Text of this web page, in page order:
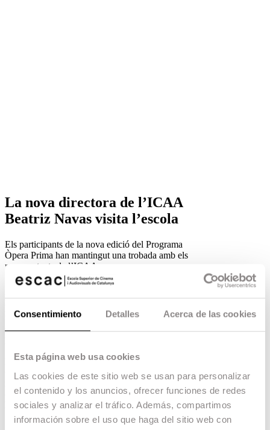
Consentimiento Detalles Acerca de las cookies
Esta página web usa cookies
Las cookies de este sitio web se usan para personalizar
el contenido y los anuncios, ofrecer funciones de redes
sociales y analizar el tráfico. Además, compartimos
información sobre el uso que haga del sitio web con
La nova directora de l’ICAA
Beatriz Navas visita l’escola
Els participants de la nova edició del Programa
Òpera Prima han mantingut una trobada amb els
representants de l’ICAA.
18.10.18 -Escola,Escac Studio
La nova directora general de l’ICAA,Beatriz
Navas
, i el subdirector general de Promoció i
Relacions Internacionals,
Jacobo Martín , han
visitat ESCAC per conèixer com és el dia a dia a
Els participants de la nova edició del
Òpera Primahan mantingut una trobada amb els
conèixer de primera mà les línies d’actuació de
l’ICAA i com aplicar-les a seus projectes.